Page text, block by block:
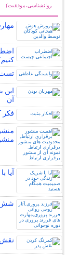
روانشناسی،موفقیت)
این
آن
آیا
شش
نقش